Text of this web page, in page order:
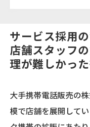
サービス採用
店舗スタッフ
理が難しかっ
大手携帯電話販売の
模で店舗を展開して